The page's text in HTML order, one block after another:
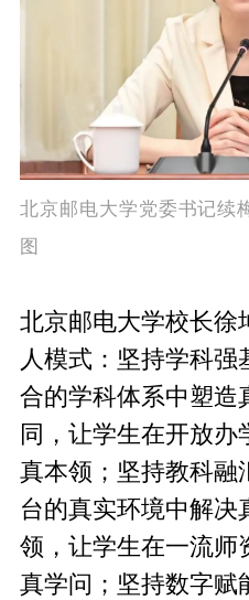
北京邮电大学党委书记续
图
北京邮电大学校长徐
人模式：坚持学科强
合的学科体系中塑造
同，让学生在开放
真本领；坚持教科融
台的真实环境中解决
领，让学生在一流师
真学问；坚持数字赋